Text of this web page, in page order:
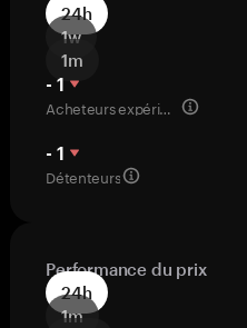
24h
1w
1m
- 1
Acheteurs expérimentés
- 1
Détenteurs
Performance du prix
24h
1m